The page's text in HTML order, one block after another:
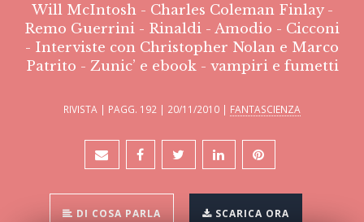
Will McIntosh - Charles Coleman Finlay -
Remo Guerrini - Rinaldi - Amodio - Cicconi
- Interviste con Christopher Nolan e Marco
Patrito - Zunic’ e ebook - vampiri e fumetti
RIVISTA | PAGG. 192 | 20/11/2010 | FANTASCIENZA
DI COSA PARLA SCARICA ORA